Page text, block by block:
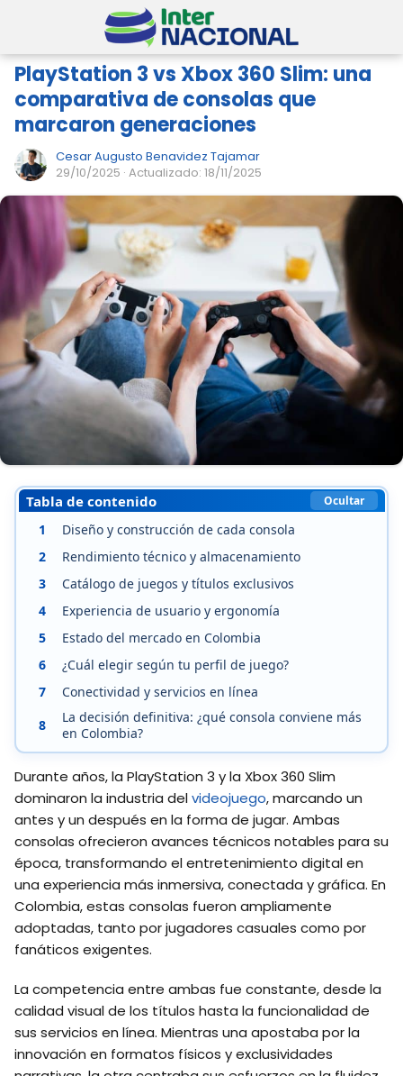
PlayStation 3 vs Xbox 360 Slim: una
comparativa de consolas que
marcaron generaciones
Cesar Augusto Benavidez Tajamar
29/10/2025 · Actualizado: 18/11/2025
Tabla de contenido Ocultar
1
Diseño y construcción de cada consola
2
Rendimiento técnico y almacenamiento
3
Catálogo de juegos y títulos exclusivos
4
Experiencia de usuario y ergonomía
5
Estado del mercado en Colombia
6
¿Cuál elegir según tu perfil de juego?
7
Conectividad y servicios en línea
8
La decisión definitiva: ¿qué consola conviene más
en Colombia?
Durante años, la PlayStation 3 y la Xbox 360 Slim
dominaron la industria delvideojuego, marcando un
antes y un después en la forma de jugar. Ambas
consolas ofrecieron avances técnicos notables para su
época, transformando el entretenimiento digital en
una experiencia más inmersiva, conectada y gráfica. En
Colombia, estas consolas fueron ampliamente
adoptadas, tanto por jugadores casuales como por
fanáticos exigentes.
La competencia entre ambas fue constante, desde la
calidad visual de los títulos hasta la funcionalidad de
sus servicios en línea. Mientras una apostaba por la
innovación en formatos físicos y exclusividades